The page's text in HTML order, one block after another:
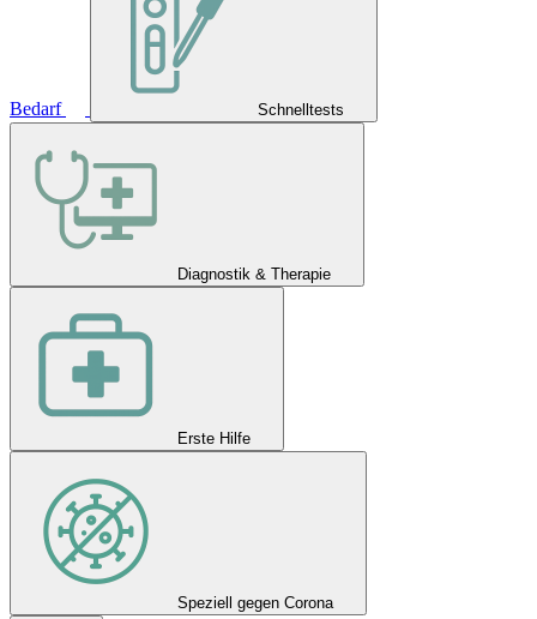
Bedarf Schnelltests
Diagnostik & Therapie
Erste Hilfe
Speziell gegen Corona